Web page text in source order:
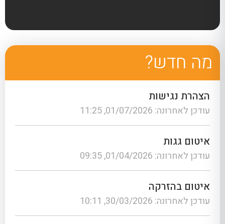
מה חדש?
הצהרת נגישות
עודכן לאחרונה: 01/07/2026, 11:25
איטום גגות
עודכן לאחרונה: 01/04/2026, 09:35
איטום בהזרקה
עודכן לאחרונה: 30/03/2026, 10:11